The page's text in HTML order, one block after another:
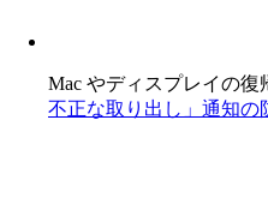
Mac やディスプレイの復
不正な取り出し」通知の